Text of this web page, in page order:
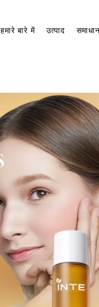
हमारे बारे में उत्पाद